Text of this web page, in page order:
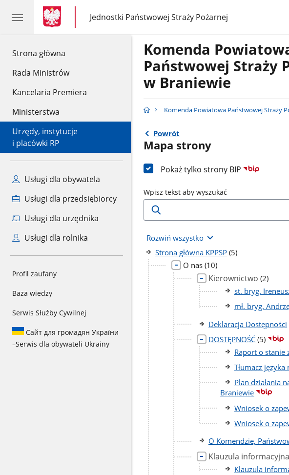
Strona główna
Rada Ministrów
Kancelaria Premiera
Ministerstwa
Urzędy, instytucje
i placówki RP
Usługi dla obywatela
Usługi dla przedsiębiorcy
Usługi dla urzędnika
Usługi dla rolnika
Profil zaufany
Baza wiedzy
Serwis Służby Cywilnej
Сайт для громадян України
–Serwis dla obywateli Ukrainy
gov.pl
gov.pl
Jednostki Państwowej Straży Pożarnej
gov.pl
Jednostki
Państwowej
Komenda
Państwowej Straży
w Braniewie
Komenda Powiatowa Państwowej Straży
Powrót
Mapa strony
Pokaż tylko strony BIP
Wpisz tekst aby wyszukać
Rozwiń wszystko
Strona główna KPPSP liczba
(5)
O nas liczba
podstron
(10)
Kierownictwo liczba
(2)
st. bryg.
mł. bryg.
Deklaracja Dostępności
DOSTĘPNOŚĆ liczba
podstron
(5)
Raport o stanie
Tłumacz
Plan działania
Braniewie
Wniosek o
Wniosek o
O Komendzie,
Klauzula
Klauzula